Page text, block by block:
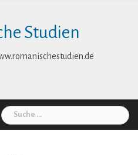
Studien
Suche
nach: